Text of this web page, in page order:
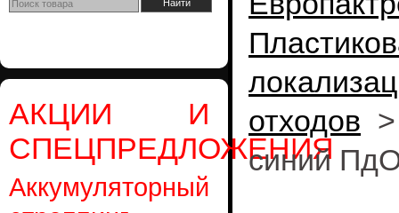
АКЦИИ И
СПЕЦПРЕДЛОЖЕНИЯ
Аккумуляторный
отходов
синий